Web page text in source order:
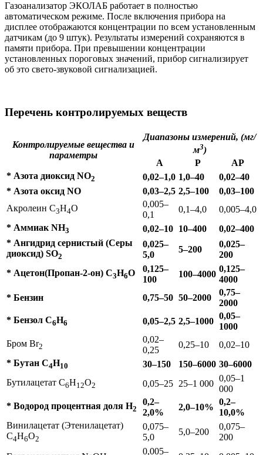
Газоанализатор ЭКОЛАБ работает в полностью
автоматическом режиме. После включения прибора на
дисплее отображаются концентрации по всем установленным
датчикам (до 9 штук). Результаты измерений сохраняются в
памяти прибора. При превышении концентрации
установленных пороговых значений, прибор сигнализирует
об это свето-звуковой сигнализацией.
Перечень контролируемых веществ
Контролируемые вещества и
параметры
Диапазоны измерений, (мг/
м3)
А
Р
АР
* Азота диоксид NO2 0,02–1,0 1,0–40
0,02–40
* Азота оксид NO
0,03–2,5 2,5–100
0,03–100
Акролеин C3H4O
0,005–
0,1
0,1–4,0
0,005–4,0
* Аммиак NH3 0,02–10 10–400
0,02–400
* Ангидрид сернистый (Серы
диоксид) SO2
0,025–
5,0
5–200
0,025–
200
* Ацетон(Пропан-2-он) С3Н6О
0,125–
100
100–4000
0,125–
4000
* Бензин
0,75–50 50–2000
0,75–
2000
* Бензол C6H6 0,05–2,5 2,5–1000
0,05–
1000
Бром Br2
0,02–
0,25
0,25–10
0,02–10
* Бутан С4Н10 30–150 150–6000 30–6000
Бутилацетат C6H12O2 0,05–25 25–1 000
0,05–1
000
* Водород процентная доля Н2
0,2–
2,0%
2,0–10%
0,2–
10,0%
Винилацетат (Этенилацетат)
C4H6O2
0,075–
5,0
5,0–200
0,075–
200
0,005–